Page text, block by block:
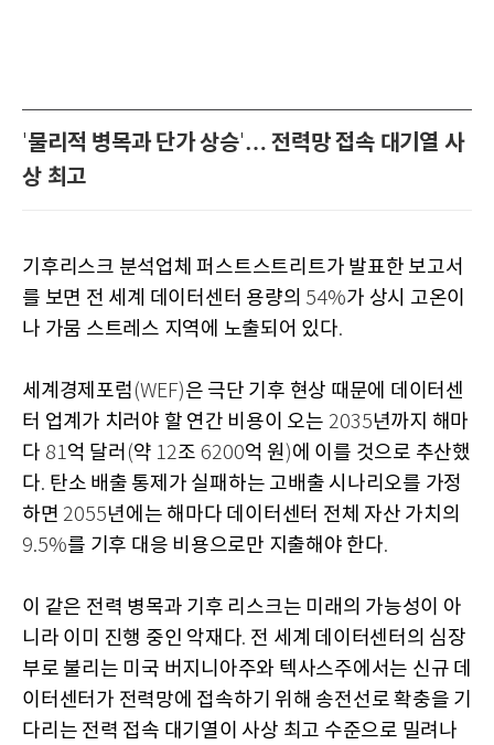
'물리적 병목과 단가 상승'… 전력망 접속 대기열 사
상 최고
기후리스크 분석업체 퍼스트스트리트가 발표한 보고서
를 보면 전 세계 데이터센터 용량의 54%가 상시 고온이
나 가뭄 스트레스 지역에 노출되어 있다.
세계경제포럼 (WEF)은 극단 기후 현상 때문에 데이터센
터 업계가 치러야 할 연간 비용이 오는 2035년까지 해마
다 81억 달러 (약 12조 6200억 원)에 이를 것으로 추산했
다. 탄소 배출 통제가 실패하는 고배출 시나리오를 가정
하면 2055년에는 해마다 데이터센터 전체 자산 가치의
9.5%를 기후 대응 비용으로만 지출해야 한다.
이 같은 전력 병목과 기후 리스크는 미래의 가능성이 아
니라 이미 진행 중인 악재다. 전 세계 데이터센터의 심장
부로 불리는 미국 버지니아주와 텍사스주에서는 신규 데
이터센터가 전력망에 접속하기 위해 송전선로 확충을 기
다리는 전력 접속 대기열이 사상 최고 수준으로 밀려나